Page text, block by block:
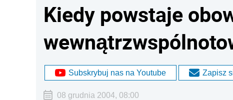
Kiedy powstaje
Subskrybuj nas na Youtube Zapisz
08 grudnia 2004, 08:00